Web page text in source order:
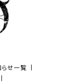
らせ一覧